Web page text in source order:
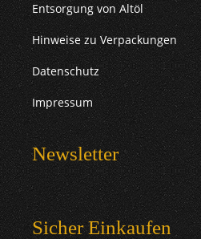
Entsorgung von Altöl
Hinweise zu Verpackungen
Datenschutz
Impressum
Newsletter
Sicher Einkaufen